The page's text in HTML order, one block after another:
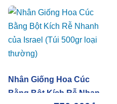
Nhân Giống Hoa Cúc
Bằng Bột Kích Rễ Nhanh